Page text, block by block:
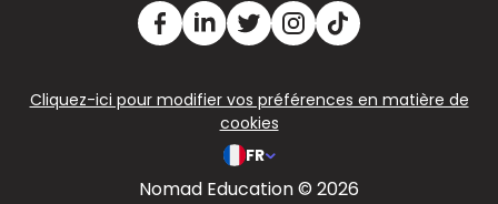
Cliquez-ici pour modifier vos préférences en matière de
cookies
FR
Nomad Education © 2026